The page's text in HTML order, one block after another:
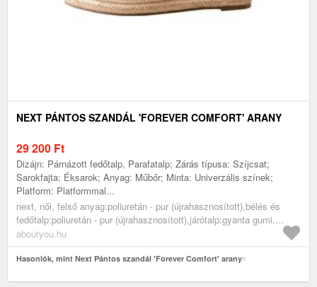
NEXT PÁNTOS SZANDÁL 'FOREVER COMFORT' ARANY
29 200 Ft
Dizájn: Párnázott fedőtalp, Parafatalp; Zárás típusa: Szíjcsat;
Sarokfajta: Éksarok; Anyag: Műbőr; Minta: Univerzális színek;
Platform: Platformmal...
next, női, felső anyag:poliuretán - pur (újrahasznosított),bélés és
fedőtalp:poliuretán - pur (újrahasznosított),járótalp:gyanta gumi,
cipők, szandálok, platform szandálok, arany
aboutyou.hu
Hasonlók, mint Next Pántos szandál 'Forever Comfort' arany